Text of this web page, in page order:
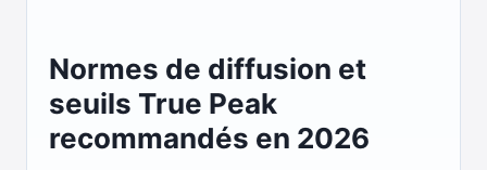
Normes de diffusion et
seuils True Peak
recommandés en 2026